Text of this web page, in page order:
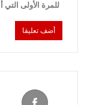
للمرة الأولى التي